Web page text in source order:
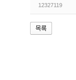
12327119